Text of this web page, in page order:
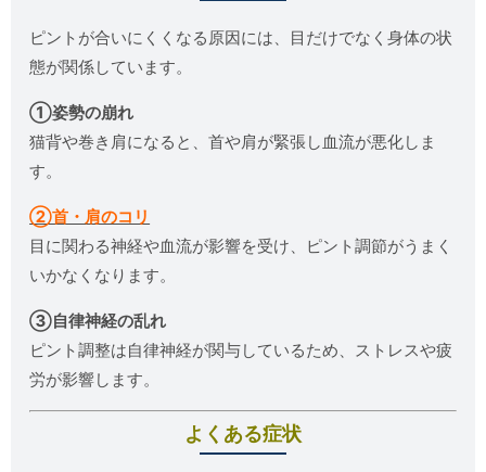
ピントが合いにくくなる原因には、目だけでなく身体の状
態が関係しています。
①姿勢の崩れ
猫背や巻き肩になると、首や肩が緊張し血流が悪化しま
す。
②首・肩のコリ
目に関わる神経や血流が影響を受け、ピント調節がうまく
いかなくなります。
③自律神経の乱れ
ピント調整は自律神経が関与しているため、ストレスや疲
労が影響します。
よくある症状